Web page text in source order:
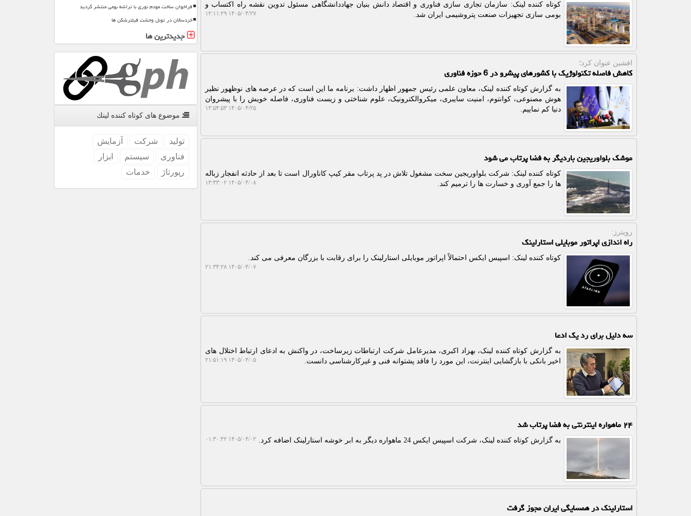
کوتاه کننده لینک: سازمان تجاری سازی فناوری و اقتصاد دانش بنیان جهاددانشگاهی مسئول تدوین نقشه راه اکتساب و
بومی سازی تجهیزات صنعت پتروشیمی ایران شد.
۱۴۰۵/۰۴/۲۷ ۱۲:۱۱:۲۹
افشین عنوان كرد؛
کاهش فاصله تکنولوژیک با کشورهای پیشرو در 6 حوزه فناوری
به گزارش کوتاه کننده لینک، معاون علمی رئیس جمهور اظهار داشت: برنامه ما این است که در عرصه های نوظهور نظیر
هوش مصنوعی، کوانتوم، امنیت سایبری، میکروالکترونیک، علوم شناختی و زیست فناوری، فاصله خویش را با پیشروان
دنیا کم نماییم.
۱۴۰۵/۰۴/۲۵ ۱۳:۵۴:۵۳
موشک بلواوریجین باردیگر به فضا پرتاب می شود
کوتاه کننده لینک: شرکت بلواوریجین سخت مشغول تلاش در پد پرتاب مقر کیپ کاناورال است تا بعد از حادثه انفجار زباله
ها را جمع آوری و خسارت ها را ترمیم کند.
۱۴۰۵/۰۴/۰۸ ۱۳:۳۳:۰۲
رویترز:
راه اندازی اپراتور موبایلی استارلینک
کوتاه کننده لینک: اسپیس ایکس احتمالاً اپراتور موبایلی استارلینک را برای رقابت با بزرگان معرفی می کند.
۱۴۰۵/۰۴/۰۷ ۲۱:۳۴:۲۸
سه دلیل برای رد یک ادعا
به گزارش کوتاه کننده لینک، بهزاد اکبری، مدیرعامل شرکت ارتباطات زیرساخت، در واکنش به ادعای ارتباط اختلال های
اخیر بانکی با بازگشایی اینترنت، این مورد را فاقد پشتوانه فنی و غیرکارشناسی دانست.
۱۴۰۵/۰۴/۰۵ ۲۱:۵۱:۱۹
۲۴ ماهواره اینترنتی به فضا پرتاب شد
به گزارش کوتاه کننده لینک، شرکت اسپیس ایکس 24 ماهواره دیگر به ابر خوشه استارلینک اضافه کرد. ۱۴۰۵/۰۴/۰۲ ۰۱:۳۰:۴۲
استارلینک در همسایگی ایران مجوز گرفت
فراخوان ساخت مودم نوری با تراشه بومی منتشر گردید
خردسالان در تونل وحشت فیلترشکن ها
جدیدترین ها
موضوع های كوتاه كننده لینك
تولید شركت
آزمایش
فناوری
سیستم
ابزار
رپورتاژ
خدمات